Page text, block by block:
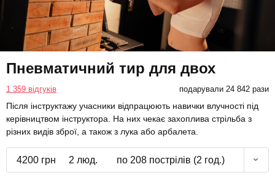
Пневматичний тир для двох
1 359 відгуків подарували 24 842 рази
Після інструктажу учасники відпрацюють навички влучності під
керівництвом інструктора. На них чекає захоплива стрільба з
різних видів зброї, а також з лука або арбалета.
4200 грн 2 люд. по 208 пострілів (2 год.)